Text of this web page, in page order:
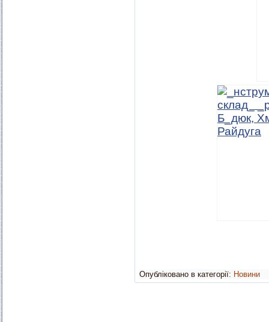
Опубліковано в категорії: Новини